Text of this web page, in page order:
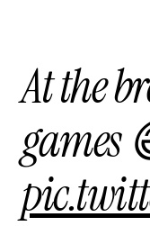
At the
games